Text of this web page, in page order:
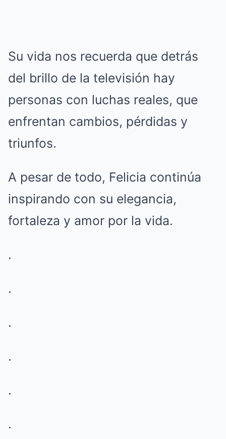
Su vida nos recuerda que detrás
del brillo de la televisión hay
personas con luchas reales, que
enfrentan cambios, pérdidas y
triunfos.
A pesar de todo, Felicia continúa
inspirando con su elegancia,
fortaleza y amor por la vida.
.
.
.
.
.
.